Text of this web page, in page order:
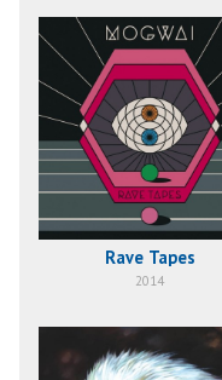
Rave Tapes
2014